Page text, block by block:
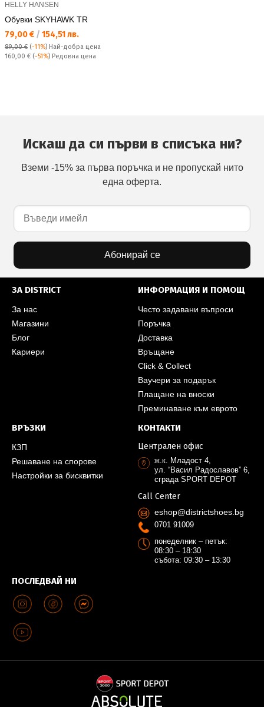
HELLY HANSEN
Обувки SKYHAWK TR
Текуща цена:
79,00 € / 154,51 лв.
89,00 € (-11%) Най-добра цена
Редовна цена:
160,00 € (-51%) Редовна цена
Искаш да си първи в списъка ни?
Вземи -15% за първа поръчка и не пропускай нито
една оферта.
Абонирай се
ЗА DISTRICT
За нас
Магазини
Блог
Кариери
ИНФОРМАЦИЯ И ПОМОЩ
Често задавани въпроси
Поръчка
Доставка
Връщане
Click & Collect
Ваучери за подарък
Плащане на вноски
Преминаване към еврото
ВРЪЗКИ
КЗП
Решаване на спорове
Настройки за бисквитки
ПОСЛЕДВАЙ НИ
КОНТАКТИ
Централен офис
ж.к. Младост 4,
ул. “Васил Радославов” 6,
сграда SPORT DEPOT
Call Center
eshop@districtshoes.bg
0701 91009
понеделник – петък:
08:30 – 18:30
събота: 09:30 – 13:30